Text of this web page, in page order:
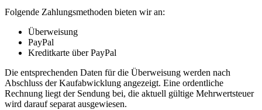
Folgende Zahlungsmethoden bieten wir an:
Überweisung
PayPal
Kreditkarte über PayPal
Die entsprechenden Daten für die Überweisung werden nach
Abschluss der Kaufabwicklung angezeigt. Eine ordentliche
Rechnung liegt der Sendung bei, die aktuell gültige Mehrwertsteuer
wird darauf separat ausgewiesen.